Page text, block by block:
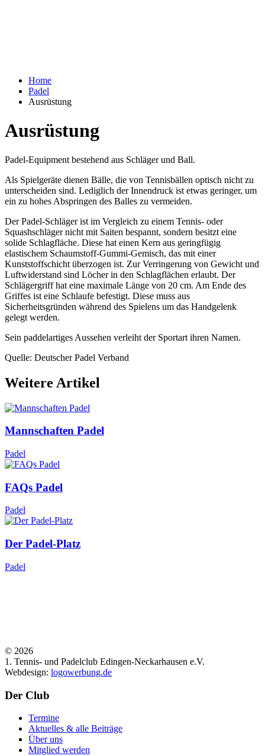
Home
Padel
Ausrüstung
Ausrüstung
Padel-Equipment bestehend aus Schläger und Ball.
Als Spielgeräte dienen Bälle, die von Tennisbällen optisch nicht zu
unterscheiden sind. Lediglich der Innendruck ist etwas geringer, um
ein zu hohes Abspringen des Balles zu vermeiden.
Der Padel-Schläger ist im Vergleich zu einem Tennis- oder
Squashschläger nicht mit Saiten bespannt, sondern besitzt eine
solide Schlagfläche. Diese hat einen Kern aus geringfügig
elastischem Schaumstoff-Gummi-Gemisch, das mit einer
Kunststoffschicht überzogen ist. Zur Verringerung von Gewicht und
Luftwiderstand sind Löcher in den Schlagflächen erlaubt. Der
Schlägergriff hat eine maximale Länge von 20 cm. Am Ende des
Griffes ist eine Schlaufe befestigt. Diese muss aus
Sicherheitsgründen während des Spielens um das Handgelenk
gelegt werden.
Sein paddelartiges Aussehen verleiht der Sportart ihren Namen.
Quelle: Deutscher Padel Verband
Weitere Artikel
Mannschaften Padel
Padel
FAQs Padel
Padel
Der Padel-Platz
Padel
© 2026
1. Tennis- und Padelclub Edingen-Neckarhausen e.V.
Webdesign: logowerbung.de
Der Club
Termine
Aktuelles & alle Beiträge
Über uns
Mitglied werden